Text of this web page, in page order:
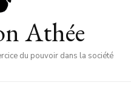
Athée
du pouvoir dans la société